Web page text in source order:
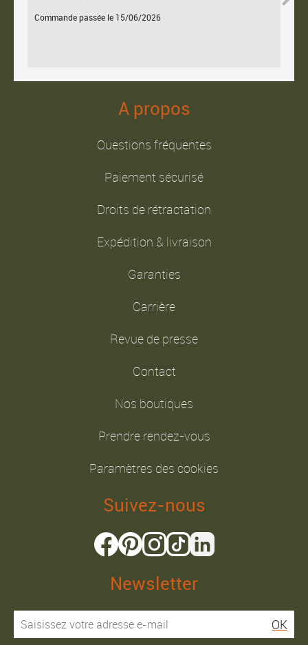
Commande passée le 15/06/2026
A propos
Questions fréquentes
Paiement sécurisé
Droits de rétractation
Expédition & livraison
Garanties
Carrière
Revue de presse
Contact
Nos boutiques
Prendre rendez-vous
Paramètres des cookies
Suivez-nous
Newsletter
OK